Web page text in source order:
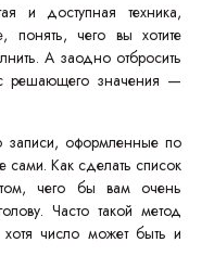
и доступная техника,
понять, чего вы хотите
А заодно отбросить
решающего значения —
записи, оформленные по
сами. Как сделать список
чего бы вам очень
Часто такой метод
число может быть и